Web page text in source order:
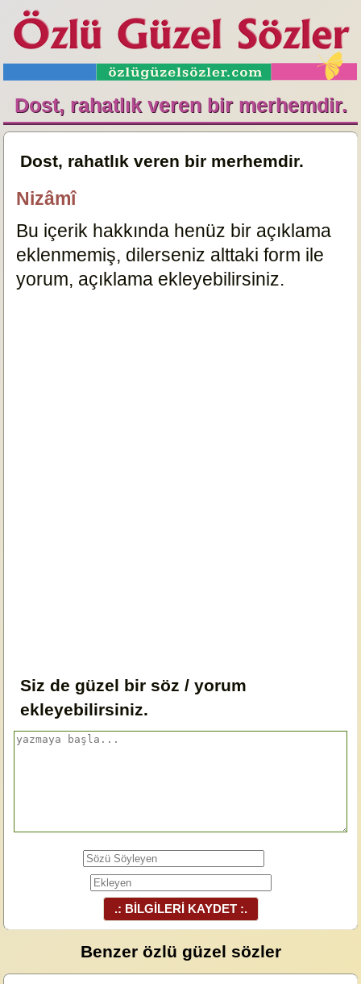
Dost, rahatlık veren bir merhemdir.
Dost, rahatlık veren bir merhemdir.
Nizâmî
Bu içerik hakkında henüz bir açıklama
eklenmemiş, dilerseniz alttaki form ile
yorum, açıklama ekleyebilirsiniz.
Siz de güzel bir söz / yorum
ekleyebilirsiniz.
.: BİLGİLERİ KAYDET :.
Benzer özlü güzel sözler